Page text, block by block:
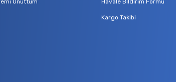
Unuttum Havale Bildirim Formu
Kargo Takibi